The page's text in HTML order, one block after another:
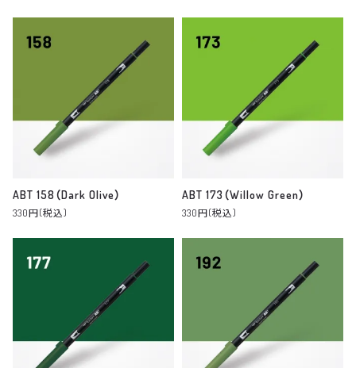
ABT 158（Dark Olive）
330円(税込)
ABT 173（Willow Green）
330円(税込)